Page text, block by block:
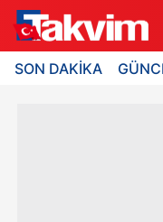
SON DAKİKA